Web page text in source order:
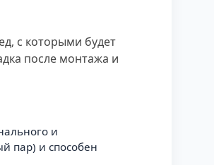
с которыми будет
после монтажа и
и
пар) и способен